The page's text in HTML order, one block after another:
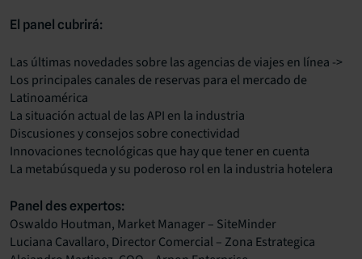
El panel cubrirá:
Las últimas novedades sobre las agencias de viajes en línea ->
Los principales canales de reservas para el mercado de
Latinoamérica
La situación actual de las API en la industria
Discusiones y consejos sobre conectividad
Innovaciones tecnológicas que hay que tener en cuenta
La metabúsqueda y su poderoso rol en la industria hotelera
Panel des expertos:
Oswaldo Houtman, Market Manager – SiteMinder
Luciana Cavallaro, Director Comercial – Zona Estrategica